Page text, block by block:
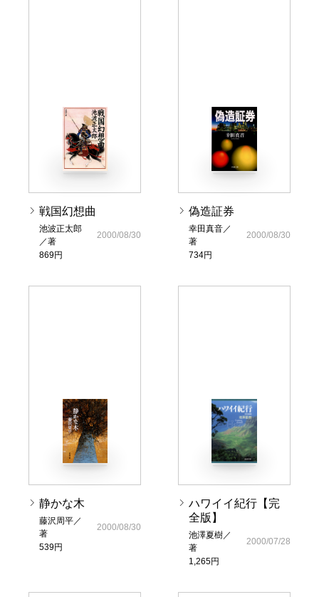
戦国幻想曲
池波正太郎
／著
869円
2000/08/30
偽造証券
幸田真音／
著
734円
2000/08/30
静かな木
藤沢周平／
著
539円
2000/08/30
ハワイイ紀行【完
全版】
池澤夏樹／
著
1,265円
2000/07/28